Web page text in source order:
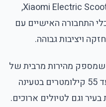
החדש של שיאומי, ה-Xiaomi Electric Scooter 4 Pro,
התחבורה האישיים עם
ויציבות גבוהה.
שמספק מהירות מרבית של
עד 25 קמ"ש וטווח נסיעה של עד 55 קילומטרים בטעינה
וגם לטיולים ארוכים.